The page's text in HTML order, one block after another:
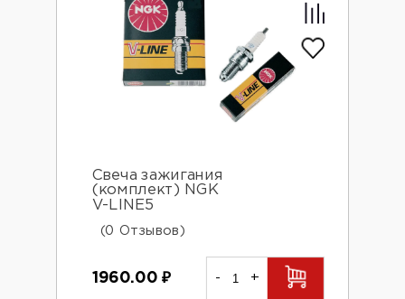
Свеча зажигания
(комплект) NGK
V-LINE5
(0 Отзывов)
1960.00₽ - +